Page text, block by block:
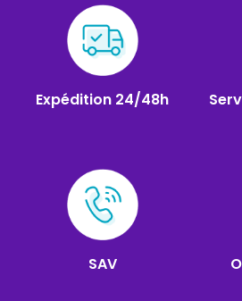
Expédition 24/48h
SAV